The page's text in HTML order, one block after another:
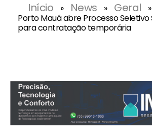
Início » News » Geral »
Porto Mauá abre Processo Seletivo
para contratação temporária